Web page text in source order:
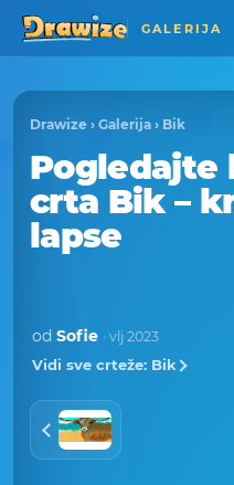
GALERIJA
Drawize › Galerija › Bik
Pogledajte
crta Bik –
lapse
od Sofie · vlj 2023
Vidi sve crteže: Bik